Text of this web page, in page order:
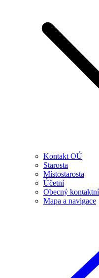
Kontakt OÚ
Starosta
Místostarosta
Účetní
Obecný
Mapa a navigace